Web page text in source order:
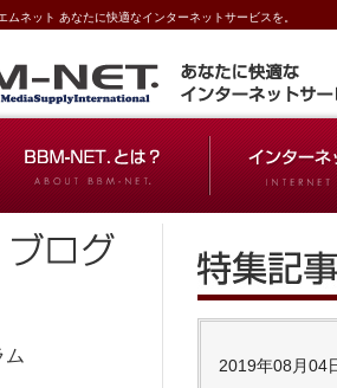
ムネット あなたに快適なインターネットサービスを。
ム 2019年08月04